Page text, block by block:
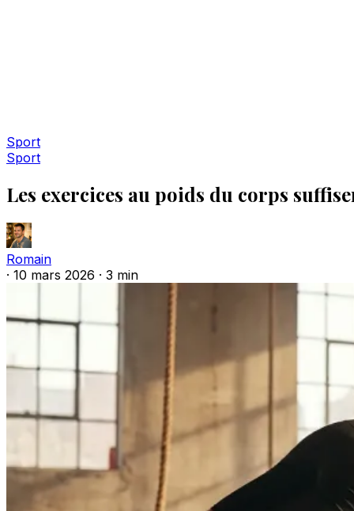
Sport
Sport
Les exercices au poids du corps
Romain
· 10 mars 2026 · 3 min